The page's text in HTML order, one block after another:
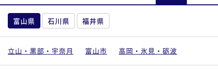
富山県 石川県 福井県
立山・黒部・宇奈月 富山市 高岡・氷見・砺波